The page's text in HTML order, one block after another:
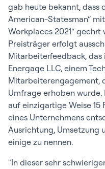
gab heute bekannt, dass
American-Statesman“
Workplaces 2021“
Preisträger erfolgt
Mitarbeiterfeedback, das
Energage LLC, einem
Mitarbeiterengagement,
Umfrage erhoben
auf einzigartige Weise 15
eines Unternehmens
Ausrichtung, Umsetzung
einige zu nennen.
"In dieser sehr